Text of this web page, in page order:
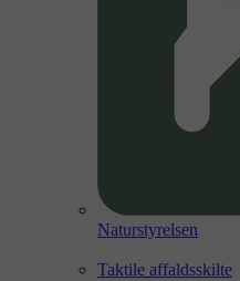
Naturstyrelsen
Taktile affaldsskilte